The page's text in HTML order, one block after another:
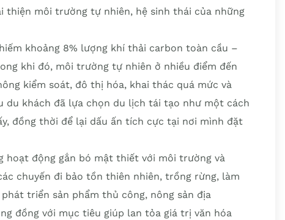
thiện môi trường tự nhiên, hệ sinh thái của những
khoảng 8% lượng khí thải carbon toàn cầu –
khi đó, môi trường tự nhiên ở nhiều điểm đến
kiểm soát, đô thị hóa, khai thác quá mức và
du khách đã lựa chọn du lịch tái tạo như một cách
đồng thời để lại dấu ấn tích cực tại nơi mình đặt
hoạt động gắn bó mật thiết với môi trường và
chuyến đi bảo tồn thiên nhiên, trồng rừng, làm
triển sản phẩm thủ công, nông sản địa
đồng với mục tiêu giúp lan tỏa giá trị văn hóa